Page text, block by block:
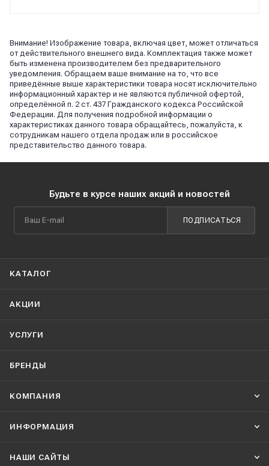
Внимание! Изображение товара, включая цвет, может отличаться
от действительного внешнего вида. Комплектация также может
быть изменена производителем без предварительного
уведомления. Обращаем ваше внимание на то, что все
приведённые выше характеристики товара носят исключительно
информационный характер и не являются публичной офертой,
определённой п. 2 ст. 437 Гражданского кодекса Российской
Федерации. Для получения подробной информации о
характеристиках данного товара обращайтесь, пожалуйста, к
сотрудникам нашего отдела продаж или в российское
представительство данного товара.
Будьте в курсе наших акций и новостей
ПОДПИСАТЬСЯ
КАТАЛОГ
АКЦИИ
УСЛУГИ
БРЕНДЫ
КОМПАНИЯ
ИНФОРМАЦИЯ
НАШИ CАЙТЫ